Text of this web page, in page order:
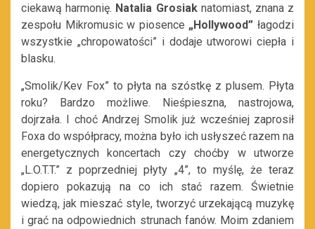
ciekawą harmonię. Natalia Grosiaknatomiast, znana z
zespołu Mikromusic w piosence „Hollywood” łagodzi
wszystkie „chropowatości” i dodaje utworowi ciepła i
blasku.
„Smolik/Kev Fox” to płyta na szóstkę z plusem. Płyta
roku? Bardzo możliwe. Nieśpieszna, nastrojowa,
dojrzała. I choć Andrzej Smolik już wcześniej zaprosił
Foxa do współpracy, można było ich usłyszeć razem na
energetycznych koncertach czy choćby w utworze
„L.O.T.T.” z poprzedniej płyty „4”, to myślę, że teraz
dopiero pokazują na co ich stać razem. Świetnie
wiedzą, jak mieszać style, tworzyć urzekającą muzykę
i grać na odpowiednich strunach fanów. Moim zdaniem